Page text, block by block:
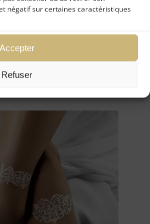
négatif sur certaines caractéristiques
Accepter
Refuser
Catherine
48,00€